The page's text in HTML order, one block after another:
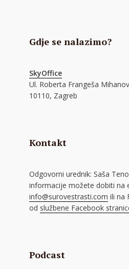
Gdje se nalazimo?
SkyOffice
Ul. Roberta Frangeša
10110, Zagreb
Kontakt
Odgovorni urednik: Saša
informacije možete dobiti na
info@surovestrasti.com ili na
od službene Facebook
Podcast